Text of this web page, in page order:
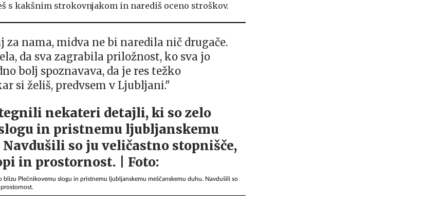
s kakšnim strokovnjakom in narediš oceno stroškov.
za nama, midva ne bi naredila nič drugače.
da sva zagrabila priložnost, ko sva jo
bolj spoznavava, da je res težko
si želiš, predvsem v Ljubljani."
blizu Plečnikovemu slogu in pristnemu ljubljanskemu meščanskemu duhu. Navdušili so